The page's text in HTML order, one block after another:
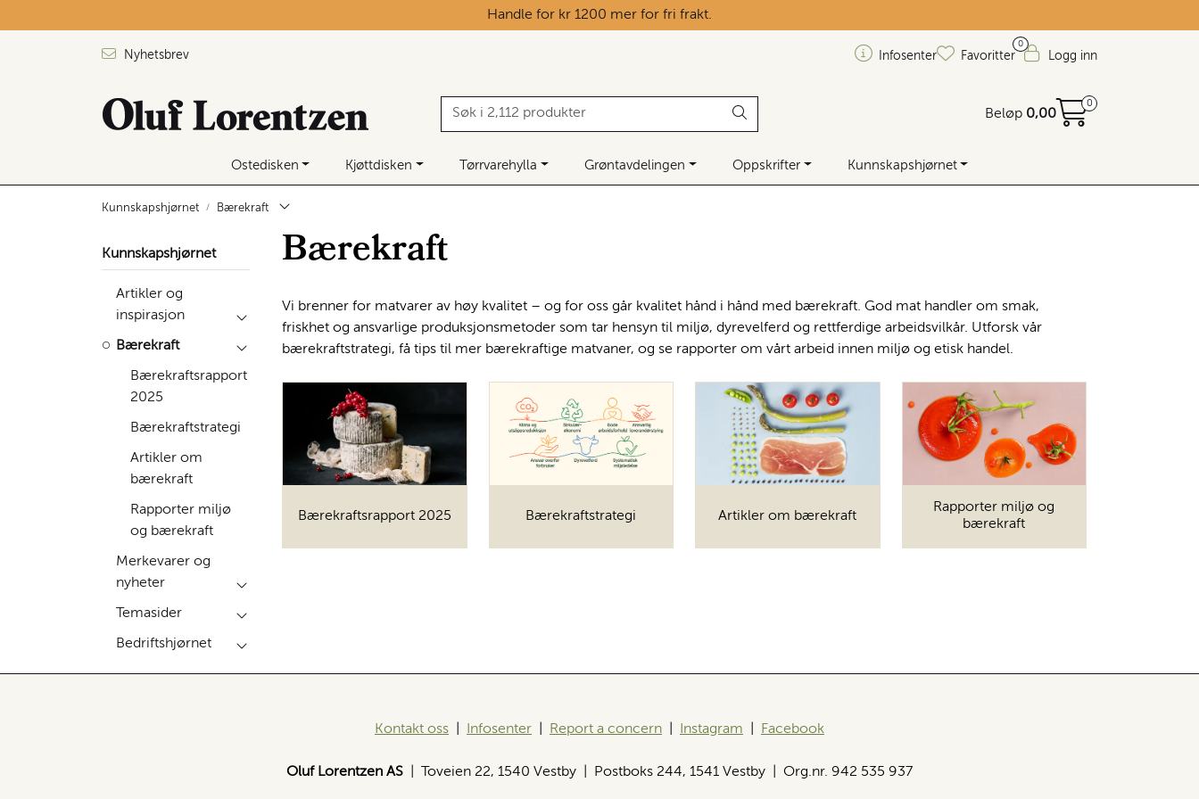
Handle for kr 1200 mer for fri frakt.
Nyhetsbrev Infosenter
0
Favoritter Logg inn
Beløp 0,00
0
Ostedisken Kjøttdisken Tørrvarehylla Grøntavdelingen Oppskrifter Kunnskapshjørnet
Kunnskapshjørnet Bærekraft
Kunnskapshjørnet
Artikler og
inspirasjon
Bærekraft
Bærekraftsrapport
2025
Bærekraftstrategi
Artikler om
bærekraft
Rapporter miljø
og bærekraft
Merkevarer og
nyheter
Temasider
Bedriftshjørnet
Bærekraft
Vi brenner for matvarer av høy kvalitet – og for oss går kvalitet hånd i hånd med bærekraft. God mat handler om smak,
friskhet og ansvarlige produksjonsmetoder som tar hensyn til miljø, dyrevelferd og rettferdige arbeidsvilkår. Utforsk vår
bærekraftstrategi, få tips til mer bærekraftige matvaner, og se rapporter om vårt arbeid innen miljø og etisk handel.
Bærekraftsrapport 2025 Bærekraftstrategi Artikler om bærekraft
Rapporter miljø og
bærekraft
Kontakt oss Infosenter Report a concern Instagram Facebook
Oluf Lorentzen AS | Toveien 22, 1540 Vestby | Postboks 244, 1541 Vestby | Org.nr. 942 535 937